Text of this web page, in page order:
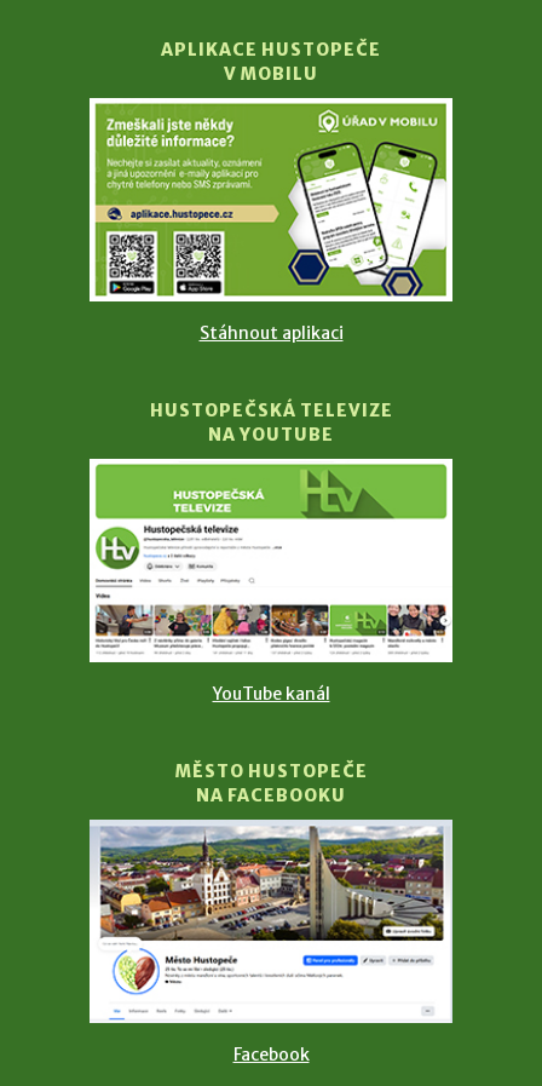
APLIKACE HUSTOPEČE
V MOBILU
Stáhnout aplikaci
HUSTOPEČSKÁ TELEVIZE
NA YOUTUBE
YouTube kanál
MĚSTO HUSTOPEČE
NA FACEBOOKU
Facebook